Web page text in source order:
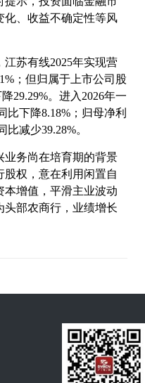
化、收益不确定性等风
苏有线2025年实现营
；但归属于上市公司股
29.29%。进入2026年一
比下降8.18%；归母净利
减少39.28%。
业务尚在培育期的背景
权，意在利用闲置自
本增值，平滑主业波动
头部农商行，业绩增长